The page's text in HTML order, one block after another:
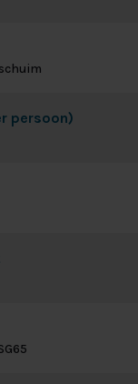
persoon)